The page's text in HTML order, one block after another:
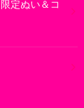
定ぬい＆コ